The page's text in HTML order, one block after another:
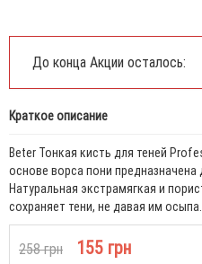
До конца Акции осталось:
Краткое описание
Beter Тонкая кисть для теней
основе ворса пони
Натуральная экстрамягкая и
сохраняет тени, не давая им
258 грн 155 грн